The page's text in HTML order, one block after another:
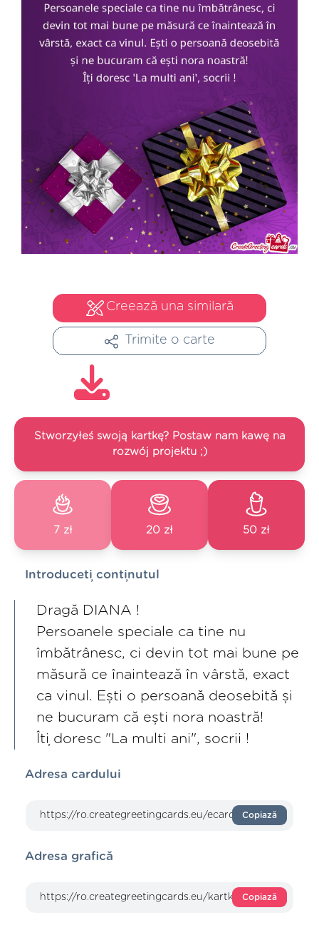
Creează una similară
Trimite o carte
Stworzyłeś swoją kartkę? Postaw nam kawę na
rozwój projektu ;)
7 zł 20 zł 50 zł
Introduceți conținutul
Dragă DIANA !
Persoanele speciale ca tine nu
îmbătrânesc, ci devin tot mai bune pe
măsură ce înaintează în vârstă, exact
ca vinul. Ești o persoană deosebită și
ne bucuram că ești nora noastră!
Îți doresc "La multi ani", socrii !
Adresa cardului
Copiază
Adresa grafică
Copiază